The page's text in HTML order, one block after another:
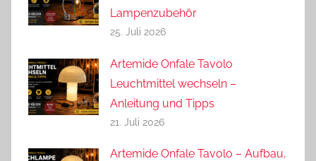
Lampenzubehör
25. Juli 2026
Artemide Onfale Tavolo
Leuchtmittel wechseln –
Anleitung und Tipps
21. Juli 2026
Artemide Onfale Tavolo – Aufbau,